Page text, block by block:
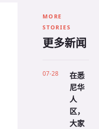
MORE
STORIES
更多新闻
07-28
在悉
尼华
人
区，
大家